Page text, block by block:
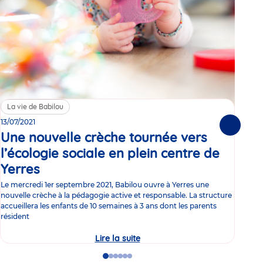
La vie de Babilou
13/07/2021
Une nouvelle crèche tournée vers
l’écologie sociale en plein centre de
Yerres
de
presse
Le mercredi 1er septembre 2021, Babilou ouvre à Yerres une
nouvelle crèche à la pédagogie active et responsable. La structure
accueillera les enfants de 10 semaines à 3 ans dont les parents
résident
Lire la suiteUne
GoGoGoGo
GoGo